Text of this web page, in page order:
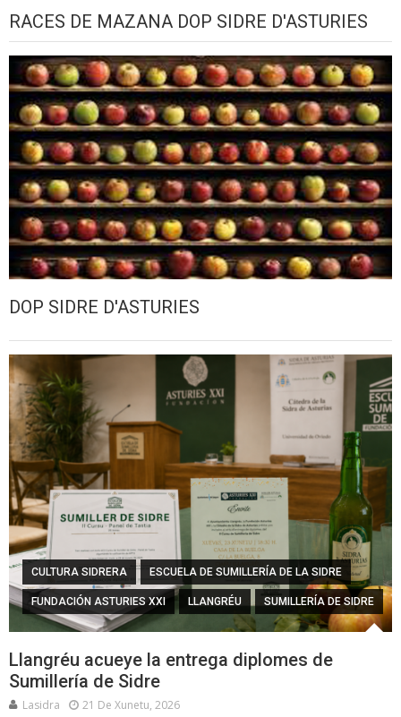
RACES DE MAZANA DOP SIDRE D'ASTURIES
DOP SIDRE D'ASTURIES
CULTURA SIDRERA ESCUELA DE SUMILLERÍA DE LA SIDRE
FUNDACIÓN ASTURIES XXI LLANGRÉU SUMILLERÍA DE SIDRE
Llangréu acueye la entrega diplomes de
Sumillería de Sidre
Lasidra 21 De Xunetu, 2026